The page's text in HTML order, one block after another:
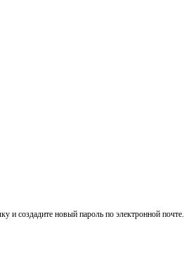
и создадите новый пароль по электронной почте.